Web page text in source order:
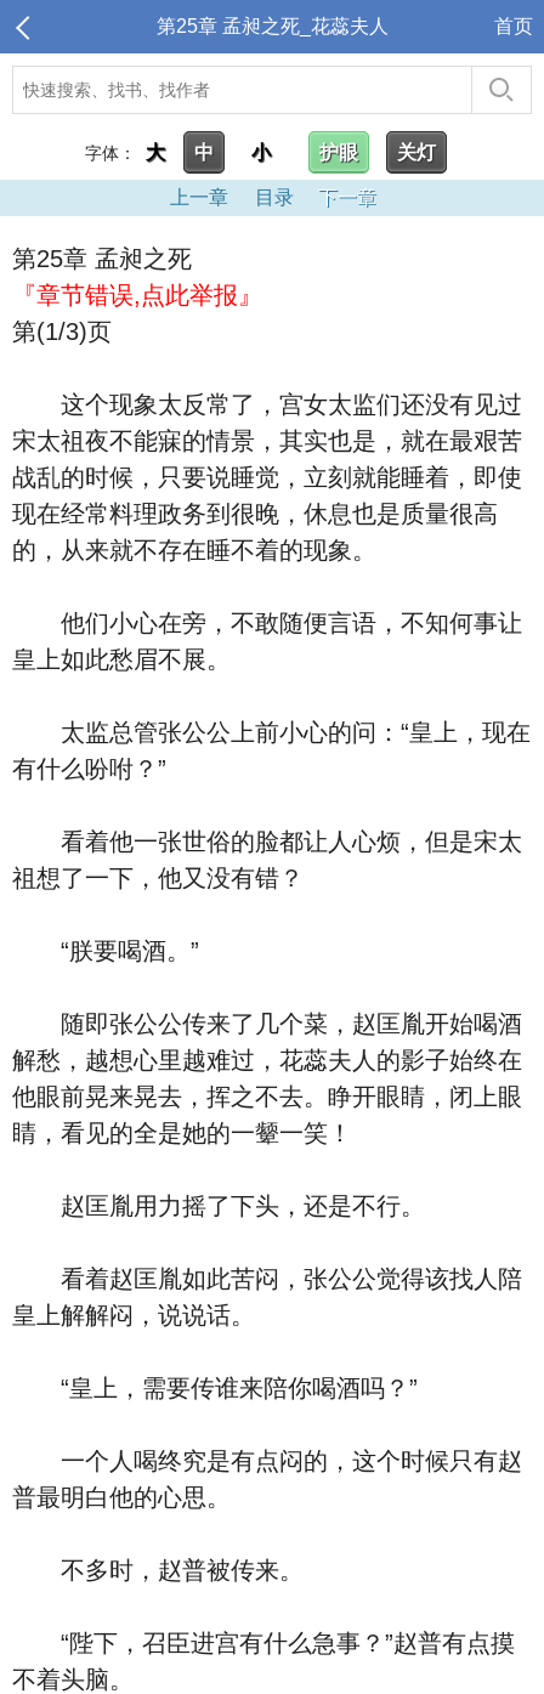
第25章 孟昶之死_花蕊夫人 首页
字体： 大 中 小 护眼 关灯
上一章 目录 下一章
第25章 孟昶之死
『章节错误,点此举报』
第(1/3)页
这个现象太反常了，宫女太监们还没有见过
宋太祖夜不能寐的情景，其实也是，就在最艰苦
战乱的时候，只要说睡觉，立刻就能睡着，即使
现在经常料理政务到很晚，休息也是质量很高
的，从来就不存在睡不着的现象。
他们小心在旁，不敢随便言语，不知何事让
皇上如此愁眉不展。
太监总管张公公上前小心的问：“皇上，现在
有什么吩咐？”
看着他一张世俗的脸都让人心烦，但是宋太
祖想了一下，他又没有错？
“朕要喝酒。”
随即张公公传来了几个菜，赵匡胤开始喝酒
解愁，越想心里越难过，花蕊夫人的影子始终在
他眼前晃来晃去，挥之不去。睁开眼睛，闭上眼
睛，看见的全是她的一颦一笑！
赵匡胤用力摇了下头，还是不行。
看着赵匡胤如此苦闷，张公公觉得该找人陪
皇上解解闷，说说话。
“皇上，需要传谁来陪你喝酒吗？”
一个人喝终究是有点闷的，这个时候只有赵
普最明白他的心思。
不多时，赵普被传来。
“陛下，召臣进宫有什么急事？”赵普有点摸
不着头脑。